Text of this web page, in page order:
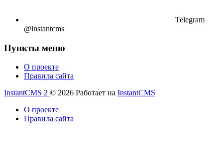
Telegram
@instantcms
Пункты меню
О проекте
Правила сайта
InstantCMS 2 © 2026 Работает на InstantCMS
О проекте
Правила сайта